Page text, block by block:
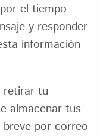
el tiempo
y responder
información
retirar tu
almacenar tus
por correo